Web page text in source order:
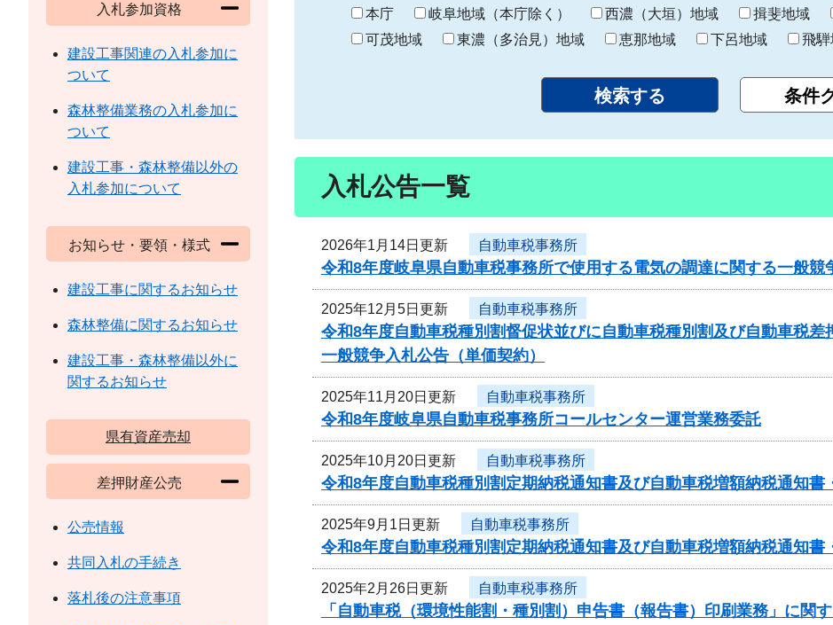
ま
り
わ
り
本庁 岐阜地域（本庁除く） 西濃（大垣）地域 揖斐地域
可茂地域
東濃（多治見）地域 恵那地域 下呂地域 飛
入札公告一覧
2026年1月14日更新 自動車税事務所
令和8年度岐阜県自動車税事務所で使用する電気の調達に関する一般競
2025年12月5日更新 自動車税事務所
令和8年度自動車税種別割督促状並びに自動車税種別割及び自動車税
一般競争入札公告（単価契約）
2025年11月20日更新 自動車税事務所
令和8年度岐阜県自動車税事務所コールセンター運営業務委託
2025年10月20日更新 自動車税事務所
令和8年度自動車税種別割定期納税通知書及び自動車税増額納税通知書
2025年9月1日更新 自動車税事務所
令和8年度自動車税種別割定期納税通知書及び自動車税増額納税通知
2025年2月26日更新 自動車税事務所
「自動車税（環境性能割・種別割）申告書（報告書）印刷業務」に関
入札参加資格
建設工事関連の入札参加に
ついて
森林整備業務の入札参加に
ついて
建設工事・森林整備以外の
入札参加について
お知らせ・要領・様式
建設工事に関するお知らせ
森林整備に関するお知らせ
建設工事・森林整備以外に
関するお知らせ
県有資産売却
差押財産公売
公売情報
共同入札の手続き
落札後の注意事項